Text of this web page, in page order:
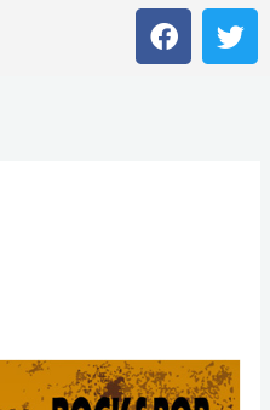
F
a
c
T
w
i